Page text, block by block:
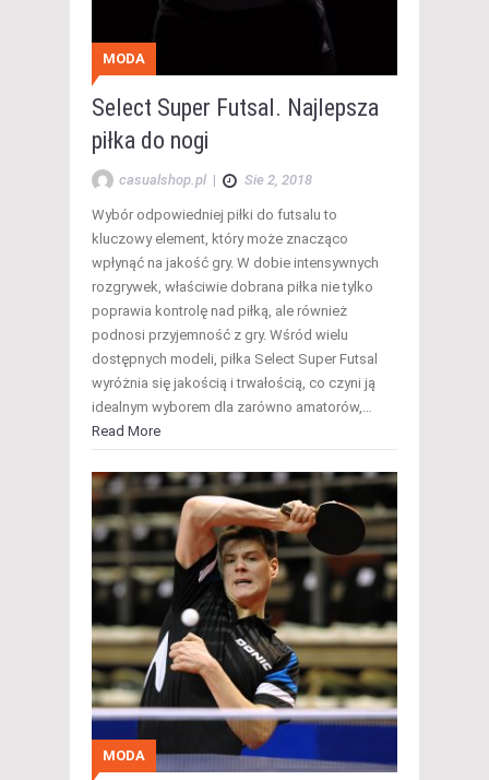
MODA
Select Super Futsal. Najlepsza
piłka do nogi
casualshop.pl | Sie 2, 2018
Wybór odpowiedniej piłki do futsalu to
kluczowy element, który może znacząco
wpłynąć na jakość gry. W dobie intensywnych
rozgrywek, właściwie dobrana piłka nie tylko
poprawia kontrolę nad piłką, ale również
podnosi przyjemność z gry. Wśród wielu
dostępnych modeli, piłka Select Super Futsal
wyróżnia się jakością i trwałością, co czyni ją
idealnym wyborem dla zarówno amatorów,…
Read More
MODA